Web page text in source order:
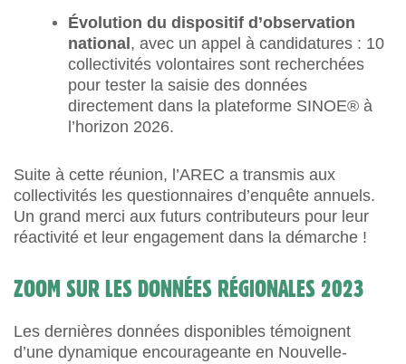
Évolution du dispositif d’observation
national , avec un appel à candidatures : 10
collectivités volontaires sont recherchées
pour tester la saisie des données
directement dans la plateforme SINOE® à
l’horizon 2026.
Suite à cette réunion, l’AREC a transmis aux
collectivités les questionnaires d’enquête annuels.
Un grand merci aux futurs contributeurs pour leur
réactivité et leur engagement dans la démarche !
ZOOM SUR LES DONNÉES RÉGIONALES 2023
Les dernières données disponibles témoignent
d’une dynamique encourageante en Nouvelle-